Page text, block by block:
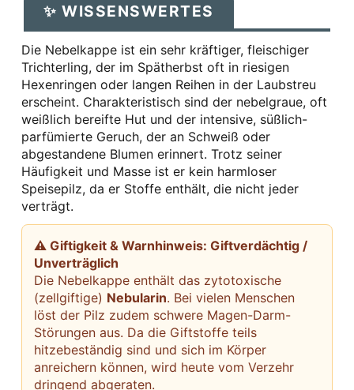
✨ WISSENSWERTES
Die Nebelkappe ist ein sehr kräftiger, fleischiger
Trichterling, der im Spätherbst oft in riesigen
Hexenringen oder langen Reihen in der Laubstreu
erscheint. Charakteristisch sind der nebelgraue, oft
weißlich bereifte Hut und der intensive, süßlich-
parfümierte Geruch, der an Schweiß oder
abgestandene Blumen erinnert. Trotz seiner
Häufigkeit und Masse ist er kein harmloser
Speisepilz, da er Stoffe enthält, die nicht jeder
verträgt.
⚠ Giftigkeit & Warnhinweis: Giftverdächtig /
Unverträglich
Die Nebelkappe enthält das zytotoxische
(zellgiftige) Nebularin. Bei vielen Menschen
löst der Pilz zudem schwere Magen-Darm-
Störungen aus. Da die Giftstoffe teils
hitzebeständig sind und sich im Körper
anreichern können, wird heute vom Verzehr
dringend abgeraten.